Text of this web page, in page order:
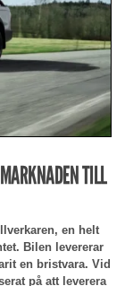
TILL
en helt
Bilen levererar
en bristvara. Vid
på att leverera